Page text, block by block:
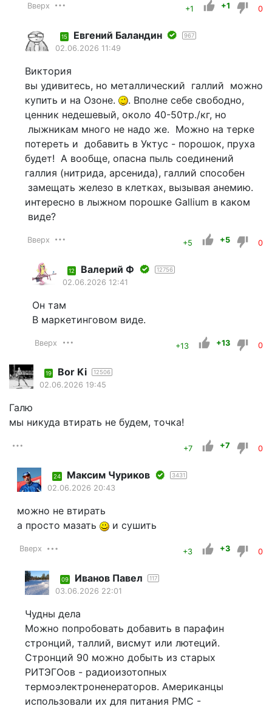
Вверх +1 +1 0
15 Евгений Баландин 967
02.06.2026 11:49
Виктория
вы удивитесь, но металлический галлий можно
купить и на Озоне.
. Вполне себе свободно,
ценник недешевый, около 40-50тр./кг, но
лыжникам много не надо же. Можно на терке
потереть и добавить в Уктус - порошок, пруха
будет! А вообще, опасна пыль соединений
галлия (нитрида, арсенида), галлий способен
замещать железо в клетках, вызывая анемию.
интересно в лыжном порошке Gallium в каком
виде?
Вверх +5 +5 0
12 Валерий Ф 12756
02.06.2026 12:41
Он там
В маркетинговом виде.
Вверх +13 +13 0
19 Bor Ki 12506
02.06.2026 19:45
Галю
мы никуда втирать не будем, точка!
+7 +7 0
24 Максим Чуриков 3431
02.06.2026 20:43
можно не втирать
а просто мазать
и сушить
Вверх +3 +3 0
09 Иванов Павел 117
03.06.2026 22:01
Чудны дела
Можно попробовать добавить в парафин
стронций, таллий, висмут или лютеций.
Стронций 90 можно добыть из старых
РИТЭГОов - радиоизотопных
термоэлектроненераторов. Американцы
использовали их для питания РМС -